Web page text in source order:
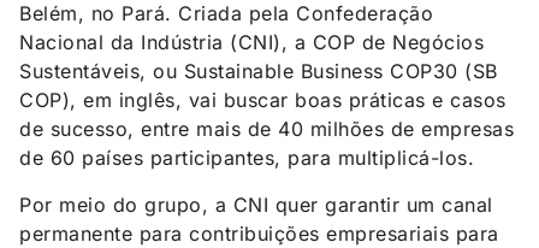
Belém, no Pará. Criada pela Confederação
Nacional da Indústria (CNI), a COP de Negócios
Sustentáveis, ou Sustainable Business COP30 (SB
COP), em inglês, vai buscar boas práticas e casos
de sucesso, entre mais de 40 milhões de empresas
de 60 países participantes, para multiplicá-los.
Por meio do grupo, a CNI quer garantir um canal
permanente para contribuições empresariais para